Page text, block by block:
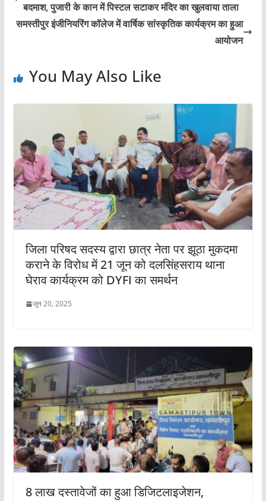
बदमाश, पुजारी के कान में पिस्टल सटाकर मंदिर का खुलवाया ताला
समस्तीपुर इंजीनियरिंग कॉलेज में वार्षिक सांस्कृतिक कार्यक्रम का हुआ
आयोजन
You May Also Like
जिला परिषद सदस्य द्वारा छात्र नेता पर झूठा मुकदमा
कराने के विरोध में 21 जून को दलसिंहसराय थाना
घेराव कार्यक्रम को DYFI का समर्थन
जून 20, 2025
8 लाख दस्तावेजों का हुआ डिजिटलाइजेशन,